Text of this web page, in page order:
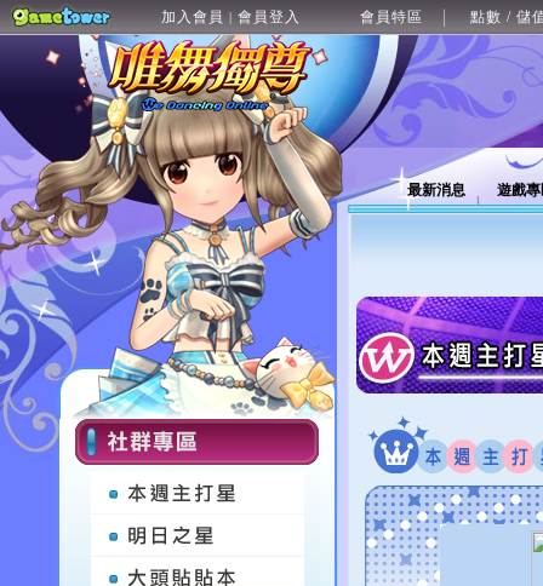
加入會員 | 會員登入 會員特區 點數 / 儲
最新消息 遊戲